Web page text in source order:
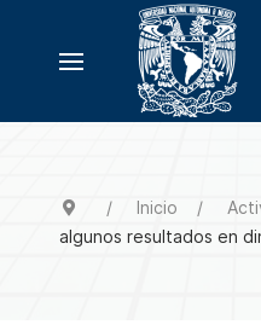
Inicio
algunos resultados en